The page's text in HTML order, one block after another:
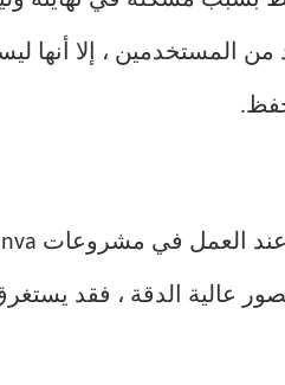
من المستخدمين ، إلا
عالية الدقة ، فقد